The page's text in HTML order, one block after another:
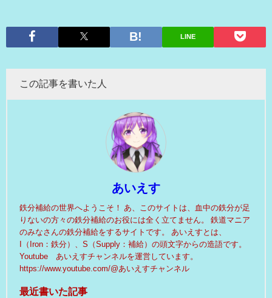
LINE
この記事を書いた人
あいえす
鉄分補給の世界へようこそ！ あ、このサイトは、血中の鉄分が足
りないの方々の鉄分補給のお役には全く立てません。 鉄道マニア
のみなさんの鉄分補給をするサイトです。 あいえすとは、
I（Iron：鉄分）、S（Supply：補給）の頭文字からの造語です。
Youtube あいえすチャンネルを運営しています。
https://www.youtube.com/@あいえすチャンネル
最近書いた記事